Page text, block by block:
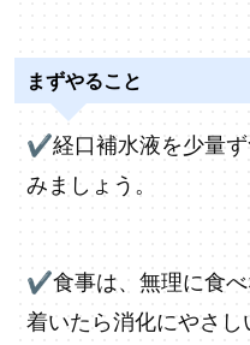
まずやること
✔経口補水液を少量ず
みましょう。
✔食事は、無理に食べ
着いたら消化にやさし